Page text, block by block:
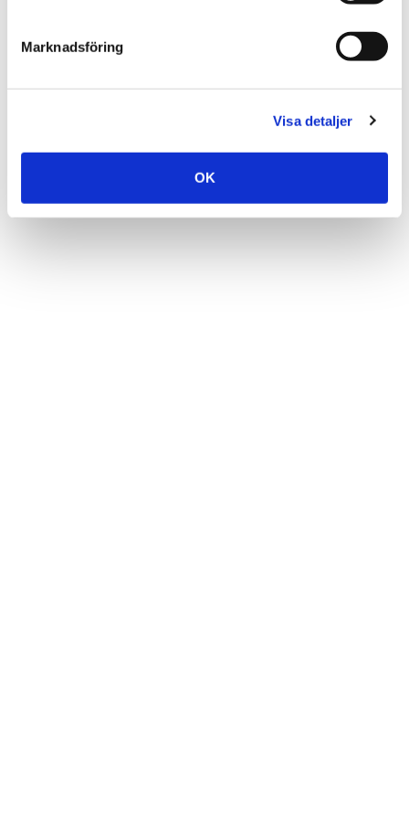
Marknadsföring
Visa detaljer
OK